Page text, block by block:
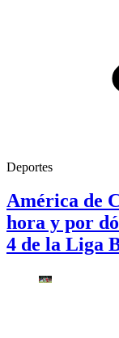
Deportes
América de
hora y por
4 de la Liga